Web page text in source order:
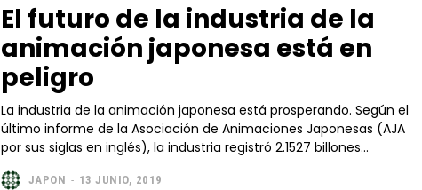
El futuro de la industria de la
animación japonesa está en
peligro
La industria de la animación japonesa está prosperando. Según el
último informe de la Asociación de Animaciones Japonesas (AJA
por sus siglas en inglés), la industria registró 2.1527 billones...
JAPON - 13 JUNIO, 2019